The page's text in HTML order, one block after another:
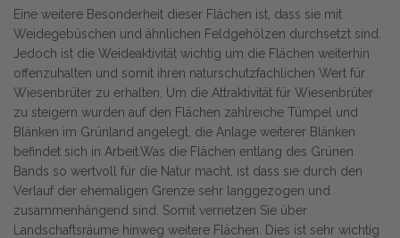
Eine weitere Besonderheit dieser Flächen ist, dass sie mit
Weidegebüschen und ähnlichen Feldgehölzen durchsetzt sind.
Jedoch ist die Weideaktivität wichtig um die Flächen weiterhin
offenzuhalten und somit ihren naturschutzfachlichen Wert für
Wiesenbrüter zu erhalten. Um die Attraktivität für Wiesenbrüter
zu steigern wurden auf den Flächen zahlreiche Tümpel und
Blänken im Grünland angelegt, die Anlage weiterer Blänken
befindet sich in Arbeit.Was die Flächen entlang des Grünen
Bands so wertvoll für die Natur macht, ist dass sie durch den
Verlauf der ehemaligen Grenze sehr langgezogen und
zusammenhängend sind. Somit vernetzen Sie über
Landschaftsräume hinweg weitere Flächen. Dies ist sehr wichtig